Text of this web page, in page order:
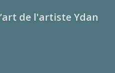
de l'artiste Ydan